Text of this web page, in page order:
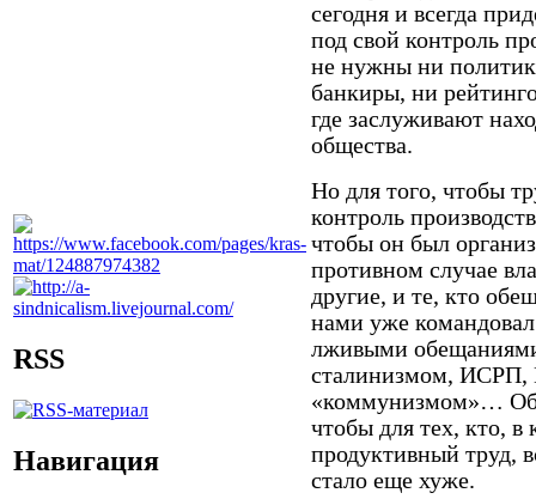
RSS
Навигация
сегодня и всегда
под свой контроль
не нужны ни
банкиры, ни
где заслуживают
общества.
Но для того, чтобы
контроль
чтобы он был
противном случае
другие, и те, кто
нами уже
лживыми
сталинизмом, ИСРП,
«коммунизмом»…
чтобы для тех, кто, в
продуктивный труд,
стало еще хуже.